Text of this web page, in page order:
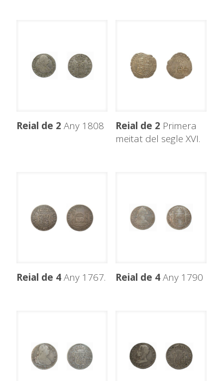
Reial de 2 Any 1808 Reial de 2 Primera
meitat del segle XVI.
Reial de 4Any 1767. Reial de 4Any 1790